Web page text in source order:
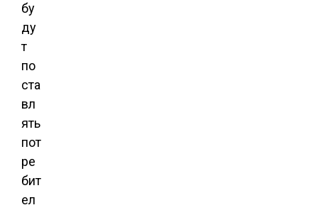
бу
ду
т
по
ста
вл
ять
пот
ре
бит
ел